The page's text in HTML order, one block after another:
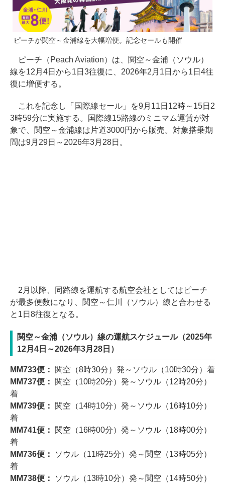
ピーチが関空～金浦線を大幅増便。記念セールも開催
ピーチ（Peach Aviation）は、関空～金浦（ソウル）
線を12月4日から1日3往復に、2026年2月1日から1日4往
復に増便する。
これを記念し「国際線セール」を9月11日12時～15日2
3時59分に実施する。国際線15路線のミニマム運賃が対
象で、関空～金浦線は片道3000円から販売。対象搭乗期
間は9月29日～2026年3月28日。
2月以降、同路線を運航する航空会社としてはピーチ
が最多便数になり、関空～仁川（ソウル）線と合わせる
と1日8往復となる。
関空～金浦（ソウル）線の運航スケジュール（2025年
12月4日～2026年3月28日）
MM733便： 関空（8時30分）発～ソウル（10時30分）着
MM737便： 関空（10時20分）発～ソウル（12時20分）
着
MM739便： 関空（14時10分）発～ソウル（16時10分）
着
MM741便： 関空（16時00分）発～ソウル（18時00分）
着
MM736便：
ソウル（11時25分）発～関空（13時05分）
着
MM738便：
ソウル（13時10分）発～関空（14時50分）